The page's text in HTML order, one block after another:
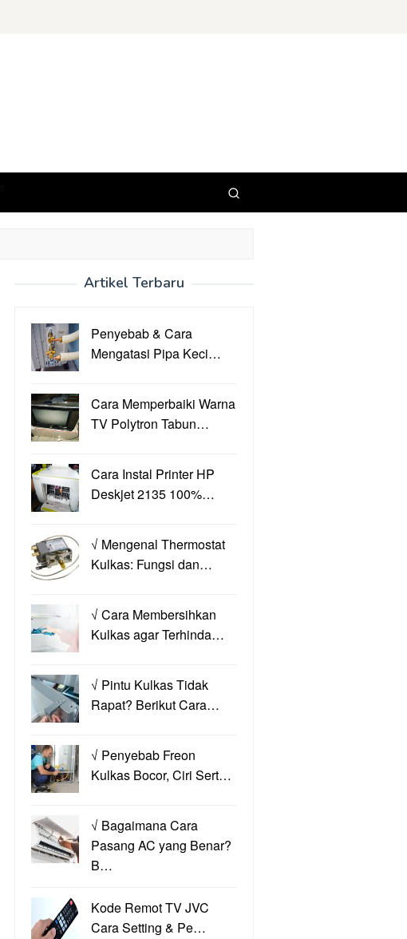
Artikel Terbaru
Penyebab & Cara
Mengatasi Pipa Keci…
Cara Memperbaiki Warna
TV Polytron Tabun…
Cara Instal Printer HP
Deskjet 2135 100%…
√ Mengenal Thermostat
Kulkas: Fungsi dan…
√ Cara Membersihkan
Kulkas agar Terhinda…
√ Pintu Kulkas Tidak
Rapat? Berikut Cara…
√ Penyebab Freon
Kulkas Bocor, Ciri Sert…
√ Bagaimana Cara
Pasang AC yang Benar?
B…
Kode Remot TV JVC
Cara Setting & Pe…